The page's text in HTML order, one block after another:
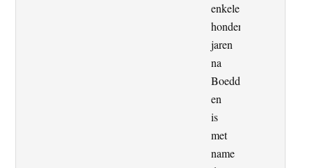
enkele
honderden
jaren
na
Boeddha
en
is
met
name